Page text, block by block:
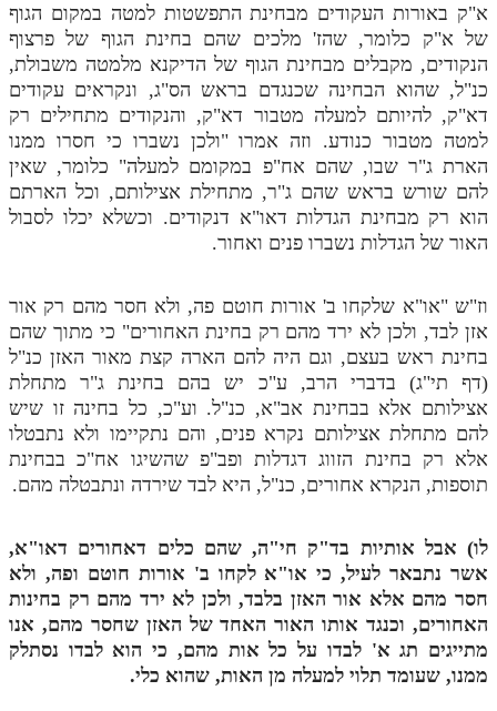
תלמוד עשר הספירות חלק יד
תלמוד עשר הספירות חלק טו
תלמוד עשר הספירות חלק טז
בית שער הכוונות
אודות האתר
אודות האתר
אתר הבית
לאתר ספר הרב
דף היומי בזוהר הקדוש
א"ק באורות העקודים מבחינת התפשטות למטה במקום הגוף
של א"ק כלומר, שהז' מלכים שהם בחינת הגוף של פרצוף
הנקודים, מקבלים מבחינת הגוף של הדיקנא מלמטה משבולת,
כנ"ל, שהוא הבחינה שכנגדם בראש הס"ג, ונקראים עקודים
דא"ק, להיותם למעלה מטבור דא"ק, והנקודים מתחילים רק
למטה מטבור כנודע. וזה אמרו "ולכן נשברו כי חסרו ממנו
הארת ג"ר שבו, שהם אח"פ במקומם למעלה" כלומר, שאין
להם שורש בראש שהם ג"ר, מתחילת אצילותם, וכל הארתם
הוא רק מבחינת הגדלות דאו"א דנקודים. וכשלא יכלו לסבול
האור של הגדלות נשברו פנים ואחור.
וז"ש "או"א שלקחו ב' אורות חוטם פה, ולא חסר מהם רק אור
אזן לבד, ולכן לא ירד מהם רק בחינת האחורים" כי מתוך שהם
בחינת ראש בעצם, וגם היה להם הארה קצת מאור האזן כנ"ל
(דף תי"ג) בדברי הרב, ע"כ יש בהם בחינת ג"ר מתחלת
אצילותם אלא בבחינת אב"א, כנ"ל. וע"כ, כל בחינה זו שיש
להם מתחלת אצילותם נקרא פנים, והם נתקיימו ולא נתבטלו
אלא רק בחינת הזווג דגדלות ופב"פ שהשיגו אח"כ בבחינת
תוספות, הנקרא אחורים, כנ"ל, היא לבד שירדה ונתבטלה מהם.
לו) אבל אותיות בד"ק חי"ה, שהם כלים דאחורים דאו"א,
אשר נתבאר לעיל, כי או"א לקחו ב' אורות חוטם ופה, ולא
חסר מהם אלא אור האזן בלבד, ולכן לא ירד מהם רק בחינות
האחורים, וכנגד אותו האור האחד של האזן שחסר מהם, אנו
מתייגים תג א' לבדו על כל אות מהם, כי הוא לבדו נסתלק
ממנו, שעומד תלוי למעלה מן האות, שהוא כלי.